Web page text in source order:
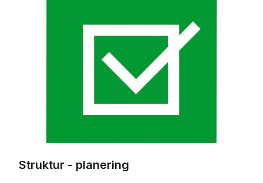
Struktur - planering